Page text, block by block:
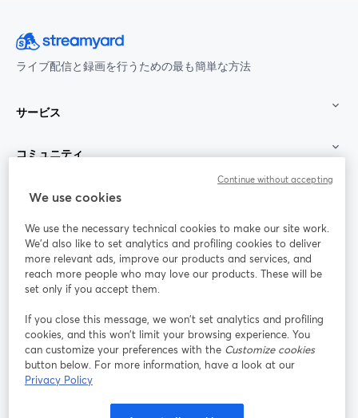
ライブ配信と録画を行うための最も簡単な方法
サービス
コミュニティ
StreamYard：
参加する
ライ
ンセ
ミナ
ー
Facebook
新しいタブで開く(Twitter)
YouTube
Instagram
新しいタブで開く
LinkedIn
新しいタブで開く
We use cookies
We use the necessary technical cookies to make our site work.
We'd also like to set analytics and profiling cookies to deliver
more relevant ads, improve our products and services, and
reach more people who may love our products. These will be
set only if you accept them.
If you close this message, we won’t set analytics and profiling
cookies, and this won’t limit your browsing experience. You
can customize your preferences with the Customize cookies
button below. For more information, have a look at our
Privacy Policy
Continue without accepting